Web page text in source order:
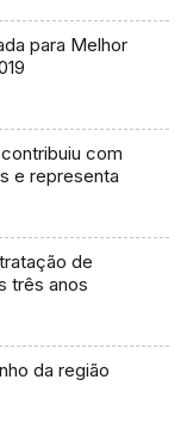
para Melhor
com
e representa
de
três anos
da região